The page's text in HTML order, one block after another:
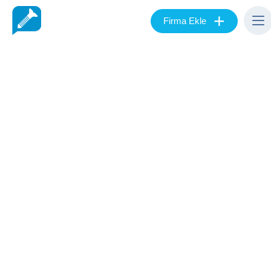
Firma Ekle +